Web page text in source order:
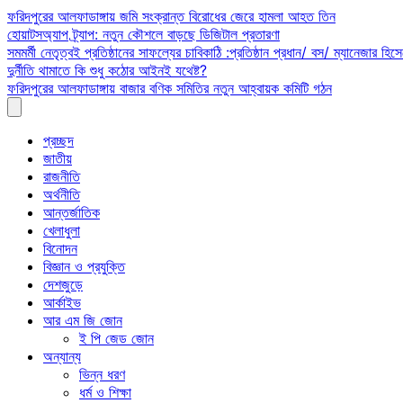
Skip
to
content
ফরিদপুরের আলফাডাঙ্গায় জমি সংক্রান্ত বিরোধের জেরে হামলা আহত তিন
হোয়াটসঅ্যাপ ট্র্যাপ: নতুন কৌশলে বাড়ছে ডিজিটাল প্রতারণা
সমমর্মী নেতৃত্বই প্রতিষ্ঠানের সাফল্যের চাবিকাঠি :প্রতিষ্ঠান প্রধান/ বস/ ম্যানেজার
দুর্নীতি থামাতে কি শুধু কঠোর আইনই যথেষ্ট?
ফরিদপুরের আলফাডাঙ্গায় বাজার বণিক সমিতির নতুন আহ্বায়ক কমিটি গঠন
প্রচ্ছদ
জাতীয়
রাজনীতি
অর্থনীতি
আন্তর্জাতিক
খেলাধুলা
বিনোদন
বিজ্ঞান ও প্রযুক্তি
দেশজুড়ে
আর্কাইভ
আর এম জি জোন
ই পি জেড জোন
অন্যান্য
ভিন্ন ধরণ
ধর্ম ও শিক্ষা